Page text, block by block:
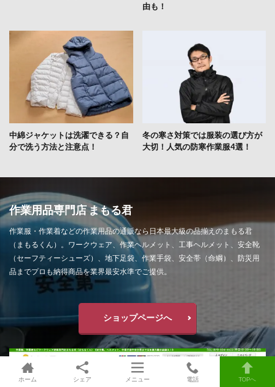
由も！
中綿ジャケットは洗濯できる？自
分で洗う方法と注意点！
冬の寒さ対策では服装の選び方が
大切！人気の防寒作業服4選！
作業用品専門店 まもる君
作業服・作業着などの作業用品の通販なら日本最大級の品揃えのまもる君
（まもるくん）。ワークウェア、作業ヘルメット、工事ヘルメット、安全靴
（セーフティーシューズ）、地下足袋、作業手袋、安全帯（命綱）、防災用
品までプロも納得商品を業界最安水準でご提供。
ショップページへ
ホーム シェア メニュー 電話 TOPへ